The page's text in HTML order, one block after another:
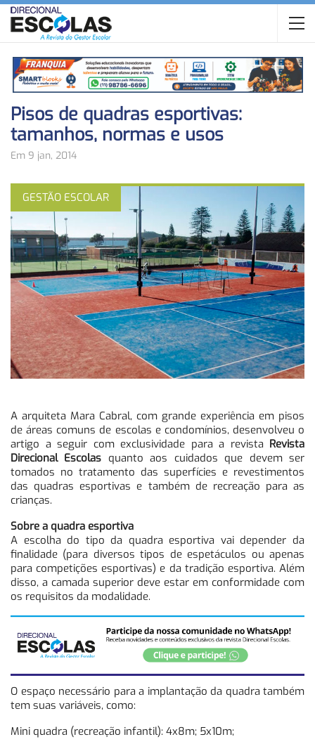
Pisos de quadras esportivas:
tamanhos, normas e usos
Em 9 jan, 2014
GESTÃO ESCOLAR
A arquiteta Mara Cabral, com grande experiência em pisos
de áreas comuns de escolas e condomínios, desenvolveu o
artigo a seguir com exclusividade para a revista Revista
Direcional Escolas quanto aos cuidados que devem ser
tomados no tratamento das superfícies e revestimentos
das quadras esportivas e também de recreação para as
crianças.
Sobre a quadra esportiva
A escolha do tipo da quadra esportiva vai depender da
finalidade (para diversos tipos de espetáculos ou apenas
para competições esportivas) e da tradição esportiva. Além
disso, a camada superior deve estar em conformidade com
os requisitos da modalidade.
O espaço necessário para a implantação da quadra também
tem suas variáveis, como:
Mini quadra (recreação infantil): 4x8m; 5x10m;